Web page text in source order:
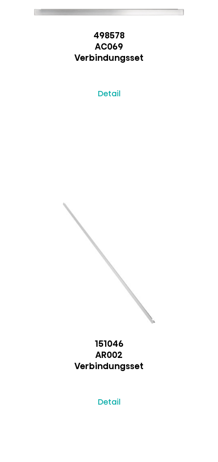
498578
AC069
Verbindungsset
Detail
151046
AR002
Verbindungsset
Detail